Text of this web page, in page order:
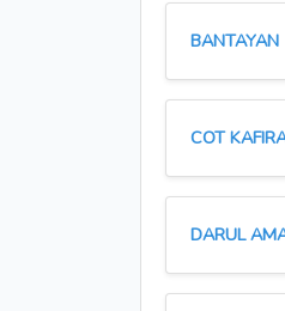
BANTAYAN
COT
DARUL